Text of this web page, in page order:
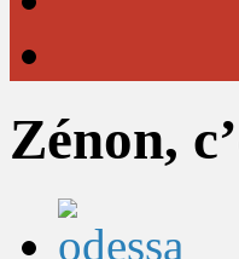
Zénon,